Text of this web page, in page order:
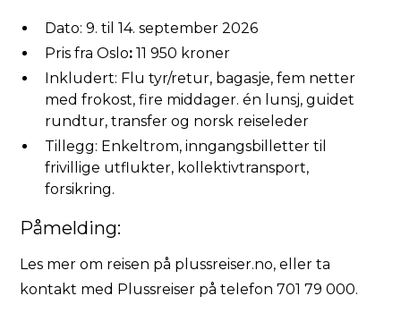
Dato: 9. til 14. september 2026
Pris fra Oslo: 11 950 kroner
Inkludert: Flu tyr/retur, bagasje, fem netter
med frokost, fire middager. én lunsj, guidet
rundtur, transfer og norsk reiseleder
Tillegg: Enkeltrom, inngangsbilletter til
frivillige utflukter, kollektivtransport,
forsikring.
Påmelding:
Les mer om reisen på plussreiser.no, eller ta
kontakt med Plussreiser på telefon 701 79 000.